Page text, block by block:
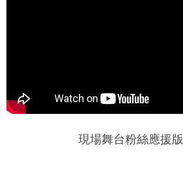
現場舞台粉絲應援版